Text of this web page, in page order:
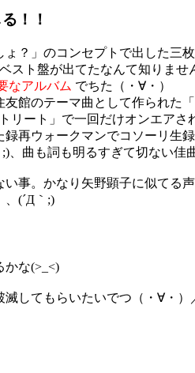
！！
？」のコンセプトで出した三枚
スト盤が出てたなんて知りませ
なアルバム でちた（・∀・）
館のテーマ曲として作られた
リート」で一回だけオンエア
録再ウォークマンでコソーリ
、曲も詞も明るすぎて切ない佳
事。かなり矢野顕子に似てる
、(´Д｀;)
かな(>_<)
してもらいたいでつ（・∀・）